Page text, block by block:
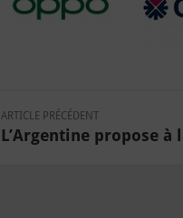
ARTICLE PRÉCÉDENT
L’Argentine propose à